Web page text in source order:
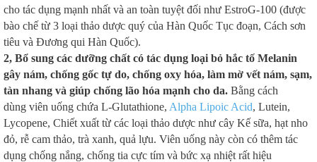
cho tác dụng mạnh nhất và an toàn tuyệt đối như EstroG-100 (được
bào chế từ 3 loại thảo dược quý của Hàn Quốc Tục đoạn, Cách sơn
tiêu và Đương qui Hàn Quốc).
2, Bổ sung các dưỡng chất có tác dụng loại bỏ hắc tố Melanin
gây nám, chống gốc tự do, chống oxy hóa, làm mờ vết nám, sạm,
tàn nhang và giúp chống lão hóa mạnh cho da. Bằng cách
dùng viên uống chứa L-Glutathione, Alpha Lipoic Acid, Lutein,
Lycopene, Chiết xuất từ các loại thảo dược như cây Kế sữa, hạt nho
đỏ, rễ cam thảo, trà xanh, quả lựu. Viên uống này còn có thêm tác
dụng chống nắng, chống tia cực tím và bức xạ nhiệt rất hiệu